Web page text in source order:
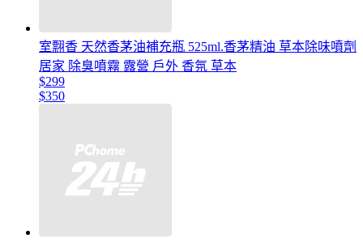
室翲香 天然香茅油補充瓶 525ml.香茅精油 草本除味噴劑
居家 除臭噴霧 露營 戶外 香氛 草本
$299
$350